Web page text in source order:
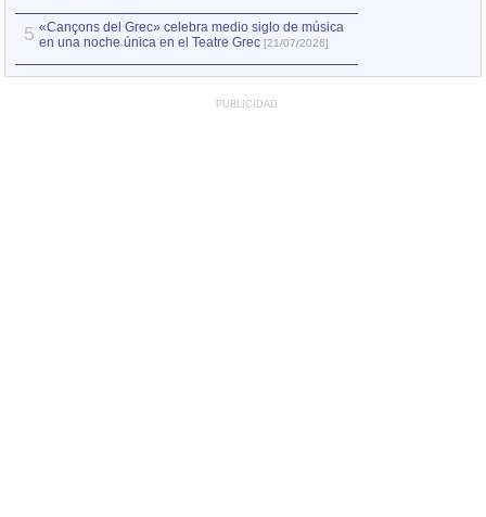
5 «Cançons del Grec» celebra medio siglo de música
en una noche única en el Teatre Grec [21/07/2026]
PUBLICIDAD